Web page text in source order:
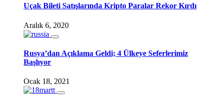
Uçak Bileti Satışlarında Kripto Paralar Rekor Kırdı
Aralık 6, 2020
Rusya’dan Açıklama Geldi; 4 Ülkeye Seferlerimiz
Başlıyor
Ocak 18, 2021